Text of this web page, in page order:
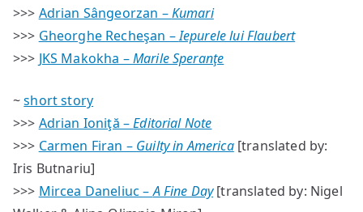
>>> Adrian Sângeorzan –Kumari
>>> Gheorghe Recheşan –Iepurele lui Flaubert
>>> JKS Makokha –Marile Speranţe
~short story
>>> Adrian Ioniţă –Editorial Note
>>> Carmen Firan – Guilty in America[translated by:
Iris Butnariu]
>>> Mircea Daneliuc –A Fine Day[translated by: Nigel